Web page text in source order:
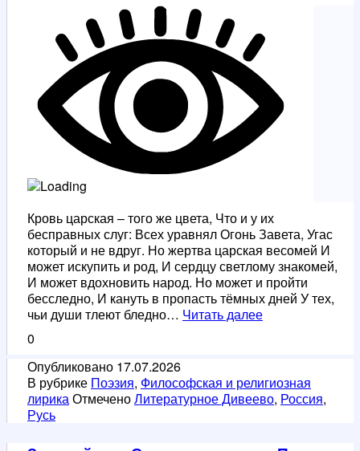
Кровь царская – того же цвета, Что и у их
бесправных слуг: Всех уравнял Огонь Завета, Угас
который и не вдруг. Но жертва царская весомей И
может искупить и род, И сердцу светлому знакомей,
И может вдохновить народ. Но может и пройти
бесследно, И кануть в пропасть тёмных дней У тех,
чьи души тлеют бледно… Читать далееКровь
царских
страстотерпцев.
0
Опубликовано 17.07.2026
В рубрике Поэзия, Философская и религиозная
лирикаОтмеченоЛитературное Дивеево, Россия,
Русь